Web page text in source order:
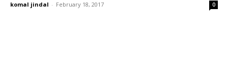
komal jindal - February 18, 2017 0